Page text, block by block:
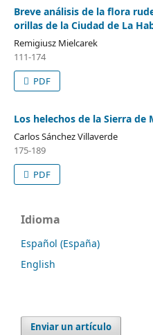
Breve análisis de la flora
orillas de la Ciudad de La
Remigiusz Mielcarek
111-174
PDF
Los helechos de la Sierra de
Carlos Sánchez Villaverde
175-189
PDF
Idioma
Español (España)
English
Enviar un artículo